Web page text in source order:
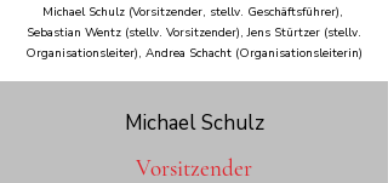
Michael Schulz (Vorsitzender, stellv. Geschäftsführer),
Sebastian Wentz (stellv. Vorsitzender), Jens Stürtzer (stellv.
Organisationsleiter), Andrea Schacht (Organisationsleiterin)
Michael Schulz
Vorsitzender